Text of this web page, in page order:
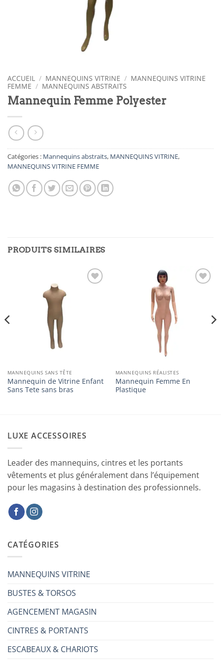
ACCUEIL / MANNEQUINS VITRINE / MANNEQUINS VITRINE
FEMME / MANNEQUINS ABSTRAITS
Mannequin Femme Polyester
Catégories : Mannequins abstraits, MANNEQUINS VITRINE,
MANNEQUINS VITRINE FEMME
PRODUITS SIMILAIRES
MANNEQUINS SANS TÊTE
Mannequin de Vitrine Enfant
Sans Tete sans bras
MANNEQUINS RÉALISTES
Mannequin Femme En
Plastique
LUXE ACCESSOIRES
Leader des mannequins, cintres et les portants
vêtements et plus généralement dans l’équipement
pour les magasins à destination des professionnels.
CATÉGORIES
MANNEQUINS VITRINE
BUSTES & TORSOS
AGENCEMENT MAGASIN
CINTRES & PORTANTS
ESCABEAUX & CHARIOTS